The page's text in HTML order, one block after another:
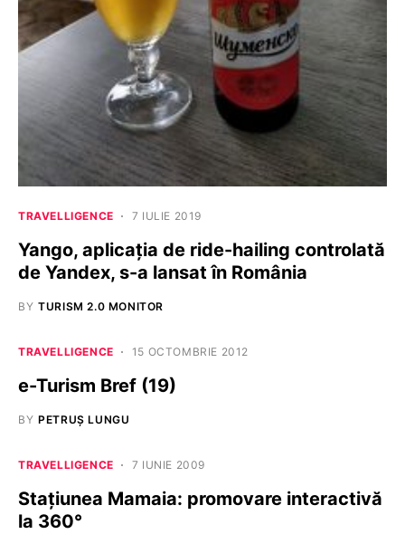
TRAVELLIGENCE 7 IULIE 2019
Yango, aplicația de ride-hailing controlată
de Yandex, s-a lansat în România
BY TURISM 2.0 MONITOR
TRAVELLIGENCE 15 OCTOMBRIE 2012
e-Turism Bref (19)
BY PETRUȘ LUNGU
TRAVELLIGENCE 7 IUNIE 2009
Staţiunea Mamaia: promovare interactivă
la 360°